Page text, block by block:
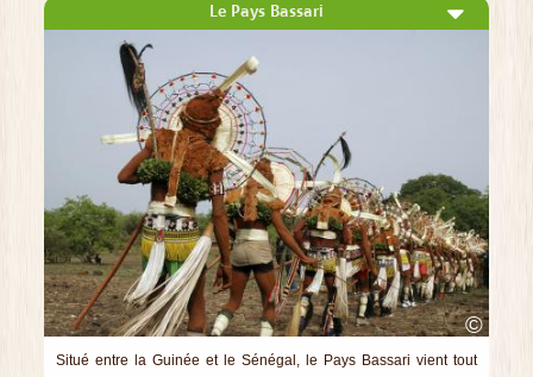
Le Pays Bassari
©
Situé entre la Guinée et le Sénégal, le Pays Bassari vient tout